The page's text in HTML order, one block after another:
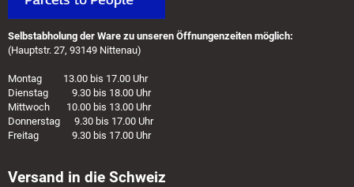
Selbstabholung der Ware zu unseren Öffnungenzeiten möglich:
(Hauptstr. 27, 93149 Nittenau)
Montag 13.00 bis 17.00 Uhr
Dienstag 9.30 bis 18.00 Uhr
Mittwoch 10.00 bis 13.00 Uhr
Donnerstag 9.30 bis 17.00 Uhr
Freitag 9.30 bis 17.00 Uhr
Versand in die Schweiz